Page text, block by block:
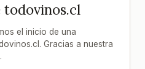
todovinos.cl
el inicio de una
Gracias a nuestra